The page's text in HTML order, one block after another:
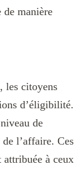
manière
les citoyens
d’éligibilité.
de
l’affaire. Ces
attribuée à ceux